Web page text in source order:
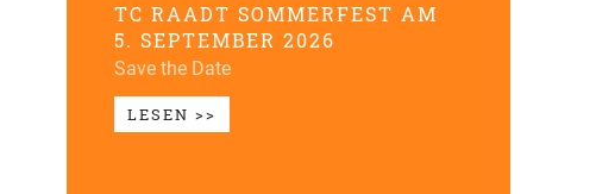
TC RAADT SOMMERFEST AM
5. SEPTEMBER 2026
Save the Date
LESEN >>